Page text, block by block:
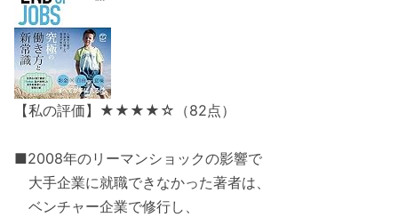
【私の評価】★★★★☆（82点）
■2008年のリーマンショックの影響で
大手企業に就職できなかった著者は、
ベンチャー企業で修行し、